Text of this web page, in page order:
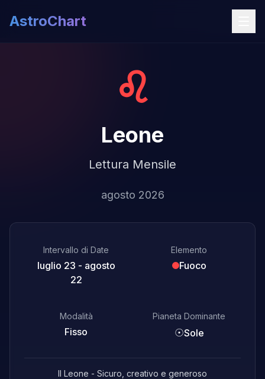
AstroChart
♌
Leone
Lettura Mensile
agosto 2026
Intervallo di Date
luglio 23 - agosto
22
Elemento
Fuoco
Modalità
Fisso
Pianeta Dominante
☉Sole
Il Leone - Sicuro, creativo e generoso